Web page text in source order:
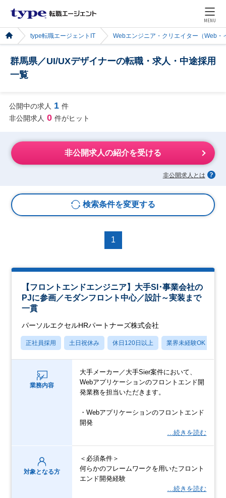
MENU
type転職エージェントIT Webエンジニア・クリエイター（Web・
群馬県／UI/UXデザイナーの転職・求人・中途採用
一覧
公開中の求人 1 件
非公開求人 0 件がヒット
非公開求人の紹介を受ける
非公開求人とは
検索条件を変更する
1
【フロントエンドエンジニア】大手SI･事業会社の
PJに参画／モダンフロント中心／設計～実装まで
一貫
パーソルエクセルHRパートナーズ株式会社
正社員採用 土日祝休み 休日120日以上 業界未経験OK
業務内容
大手メーカー／大手Sier案件において、
Webアプリケーションのフロントエンド開
発業務を担当いただきます。
・Webアプリケーションのフロントエンド
開発
…続きを読む
対象となる方
＜必須条件＞
何らかのフレームワークを用いたフロント
エンド開発経験
…続きを読む